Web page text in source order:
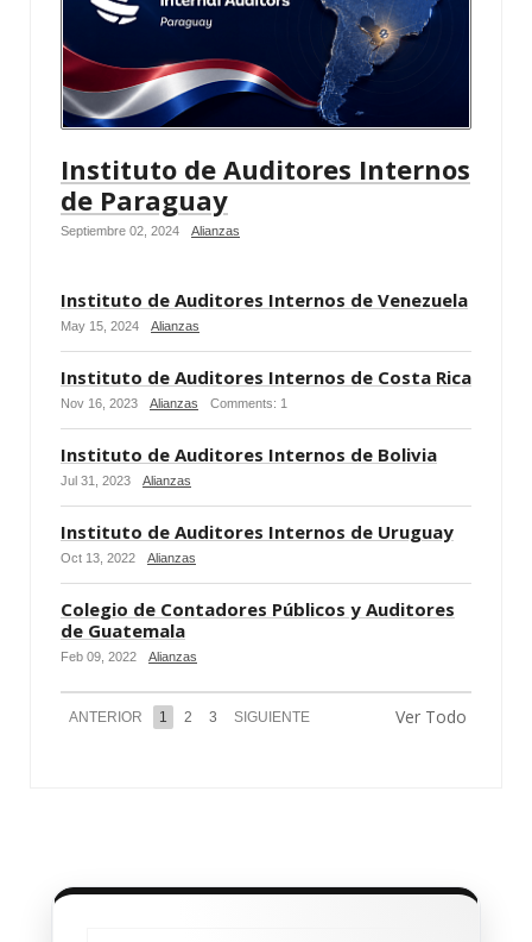
Instituto de Auditores Internos
de Paraguay
Septiembre 02, 2024 Alianzas
Instituto de Auditores Internos de Venezuela
May 15, 2024 Alianzas
Instituto de Auditores Internos de Costa Rica
Nov 16, 2023 Alianzas Comments: 1
Instituto de Auditores Internos de Bolivia
Jul 31, 2023 Alianzas
Instituto de Auditores Internos de Uruguay
Oct 13, 2022 Alianzas
Colegio de Contadores Públicos y Auditores
de Guatemala
Feb 09, 2022 Alianzas
ANTERIOR 1 2 3 SIGUIENTE Ver Todo